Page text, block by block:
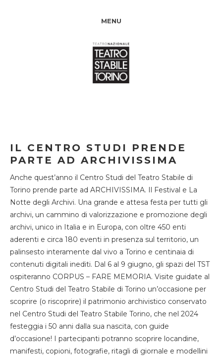
MENU
IL CENTRO STUDI PRENDE
PARTE AD ARCHIVISSIMA
Anche quest’anno il Centro Studi del Teatro Stabile di
Torino prende parte ad ARCHIVISSIMA. Il Festival e La
Notte degli Archivi. Una grande e attesa festa per tutti gli
archivi, un cammino di valorizzazione e promozione degli
archivi, unico in Italia e in Europa, con oltre 450 enti
aderenti e circa 180 eventi in presenza sul territorio, un
palinsesto interamente dal vivo a Torino e centinaia di
contenuti digitali inediti. Dal 6 al 9 giugno, gli spazi del TST
ospiteranno CORPUS – FARE MEMORIA. Visite guidate al
Centro Studi del Teatro Stabile di Torino un’occasione per
scoprire (o riscoprire) il patrimonio archivistico conservato
nel Centro Studi del Teatro Stabile Torino, che nel 2024
festeggia i 50 anni dalla sua nascita, con guide
d’occasione! I partecipanti potranno scoprire locandine,
manifesti, copioni, fotografie, ritagli di giornale e modellini